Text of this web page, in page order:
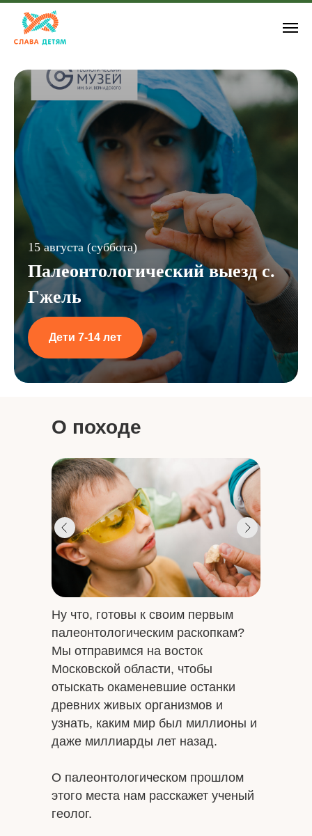
15 августа (суббота)
Палеонтологический выезд с.
Гжель
Дети 7-14 лет
Ну что, готовы к своим первым
палеонтологическим раскопкам?
Мы отправимся на восток
Московской области, чтобы
отыскать окаменевшие останки
древних живых организмов и
узнать, каким мир был миллионы и
даже миллиарды лет назад.
О палеонтологическом прошлом
этого места нам расскажет ученый
геолог.
О походе